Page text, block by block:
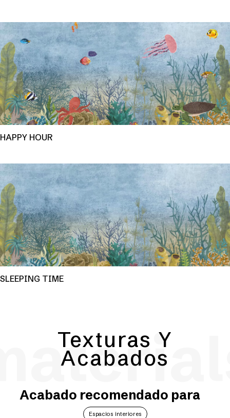
HAPPY HOUR
SLEEPING TIME
Texturas Y
Acabados
Acabado recomendado para
Espacios interiores